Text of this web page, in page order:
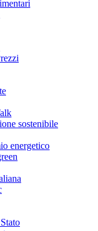
sostenibile
energetico